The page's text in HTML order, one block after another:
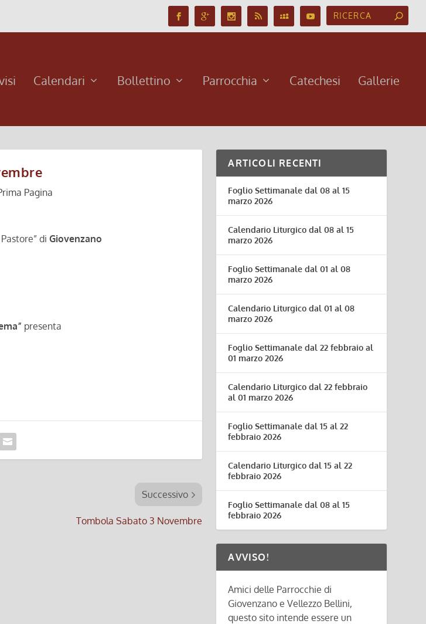
Calendari Bollettino Parrocchia Catechesi Gallerie
Pagina
diGiovenzano
presenta
Successivo
Tombola Sabato 3 Novembre
ARTICOLI RECENTI
Foglio Settimanale dal 08 al 15
marzo 2026
Calendario Liturgico dal 08 al 15
marzo 2026
Foglio Settimanale dal 01 al 08
marzo 2026
Calendario Liturgico dal 01 al 08
marzo 2026
Foglio Settimanale dal 22 febbraio al
01 marzo 2026
Calendario Liturgico dal 22 febbraio
al 01 marzo 2026
Foglio Settimanale dal 15 al 22
febbraio 2026
Calendario Liturgico dal 15 al 22
febbraio 2026
Foglio Settimanale dal 08 al 15
febbraio 2026
AVVISO!
Amici delle Parrocchie di
Giovenzano e Vellezzo Bellini,
questo sito intende essere un